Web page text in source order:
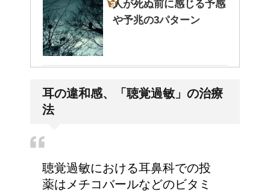
人が死ぬ前に感じる予感
や予兆の3パターン
割れるのか？
猫のゴロゴロ音、急に言
わなくなった理由は何？
耳の違和感、「聴覚過敏」の治療
法
聴覚過敏における耳鼻科での投
薬はメチコバールなどのビタミ